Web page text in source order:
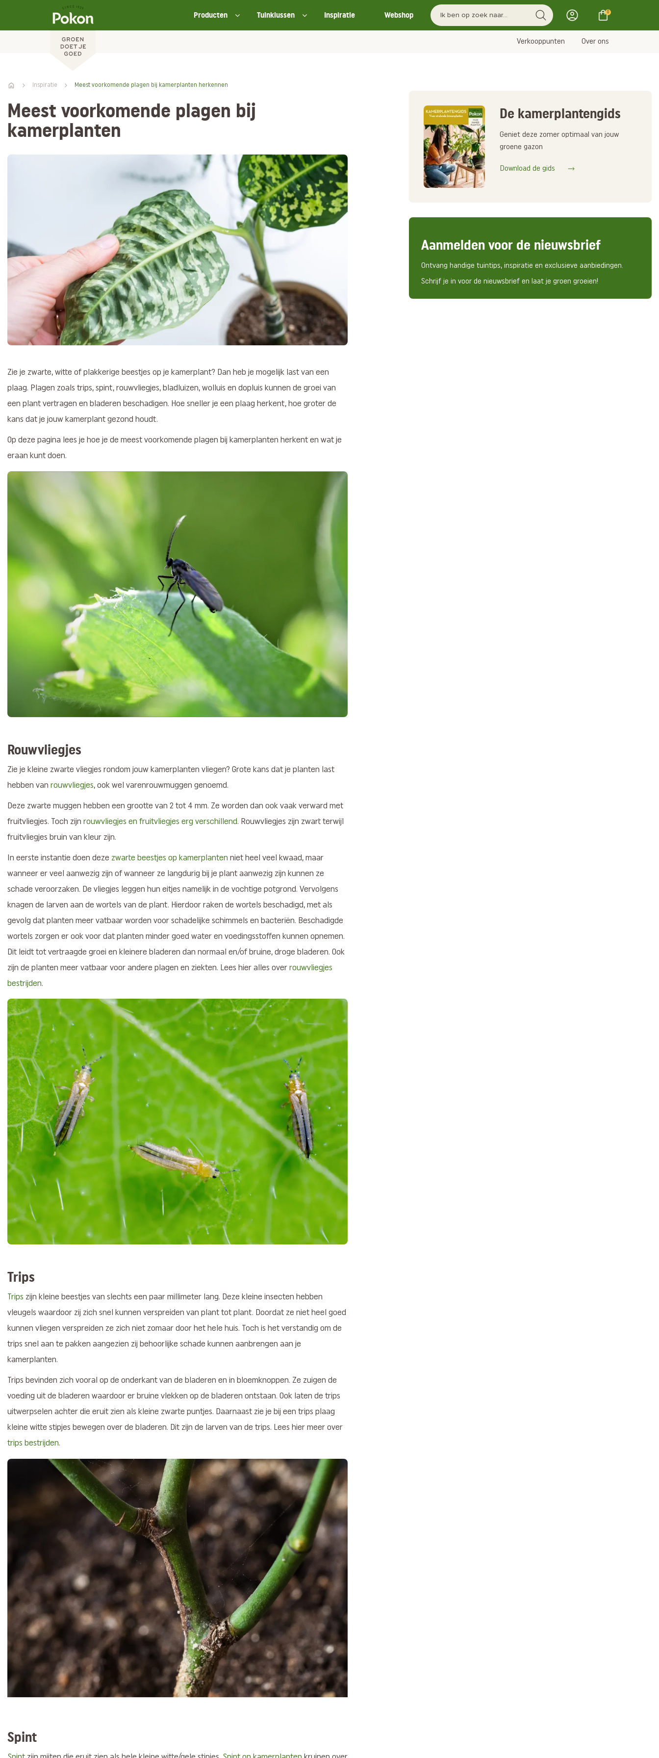
Producten Tuinklussen Inspiratie Webshop 0
Verkooppunten Over ons
Inspiratie Meest voorkomende plagen bij kamerplanten herkennen
Meest voorkomende plagen bij
kamerplanten
Zie je zwarte, witte of plakkerige beestjes op je kamerplant? Dan heb je mogelijk last van een
plaag. Plagen zoals trips, spint, rouwvliegjes, bladluizen, wolluis en dopluis kunnen de groei van
een plant vertragen en bladeren beschadigen. Hoe sneller je een plaag herkent, hoe groter de
kans dat je jouw kamerplant gezond houdt.
Op deze pagina lees je hoe je de meest voorkomende plagen bij kamerplanten herkent en wat je
eraan kunt doen.
Rouwvliegjes
Zie je kleine zwarte vliegjes rondom jouw kamerplanten vliegen? Grote kans dat je planten last
hebben van rouwvliegjes, ook wel varenrouwmuggen genoemd.
Deze zwarte muggen hebben een grootte van 2 tot 4 mm. Ze worden dan ook vaak verward met
fruitvliegjes. Toch zijn rouwvliegjes en fruitvliegjes erg verschillend. Rouwvliegjes zijn zwart terwijl
fruitvliegjes bruin van kleur zijn.
In eerste instantie doen deze zwarte beestjes op kamerplanten niet heel veel kwaad, maar
wanneer er veel aanwezig zijn of wanneer ze langdurig bij je plant aanwezig zijn kunnen ze
schade veroorzaken. De vliegjes leggen hun eitjes namelijk in de vochtige potgrond. Vervolgens
knagen de larven aan de wortels van de plant. Hierdoor raken de wortels beschadigd, met als
gevolg dat planten meer vatbaar worden voor schadelijke schimmels en bacteriën. Beschadigde
wortels zorgen er ook voor dat planten minder goed water en voedingsstoffen kunnen opnemen.
Dit leidt tot vertraagde groei en kleinere bladeren dan normaal en/of bruine, droge bladeren. Ook
zijn de planten meer vatbaar voor andere plagen en ziekten. Lees hier alles over rouwvliegjes
bestrijden.
Trips
Trips zijn kleine beestjes van slechts een paar millimeter lang. Deze kleine insecten hebben
vleugels waardoor zij zich snel kunnen verspreiden van plant tot plant. Doordat ze niet heel goed
kunnen vliegen verspreiden ze zich niet zomaar door het hele huis. Toch is het verstandig om de
trips snel aan te pakken aangezien zij behoorlijke schade kunnen aanbrengen aan je
kamerplanten.
Trips bevinden zich vooral op de onderkant van de bladeren en in bloemknoppen. Ze zuigen de
voeding uit de bladeren waardoor er bruine vlekken op de bladeren ontstaan. Ook laten de trips
uitwerpselen achter die eruit zien als kleine zwarte puntjes. Daarnaast zie je bij een trips plaag
kleine witte stipjes bewegen over de bladeren. Dit zijn de larven van de trips. Lees hier meer over
trips bestrijden.
Spint
De kamerplantengids
Geniet deze zomer optimaal van jouw
groene gazon
Download de gids
Aanmelden voor de nieuwsbrief
Ontvang handige tuintips, inspiratie en exclusieve aanbiedingen.
Schrijf je in voor de nieuwsbrief en laat je groen groeien!